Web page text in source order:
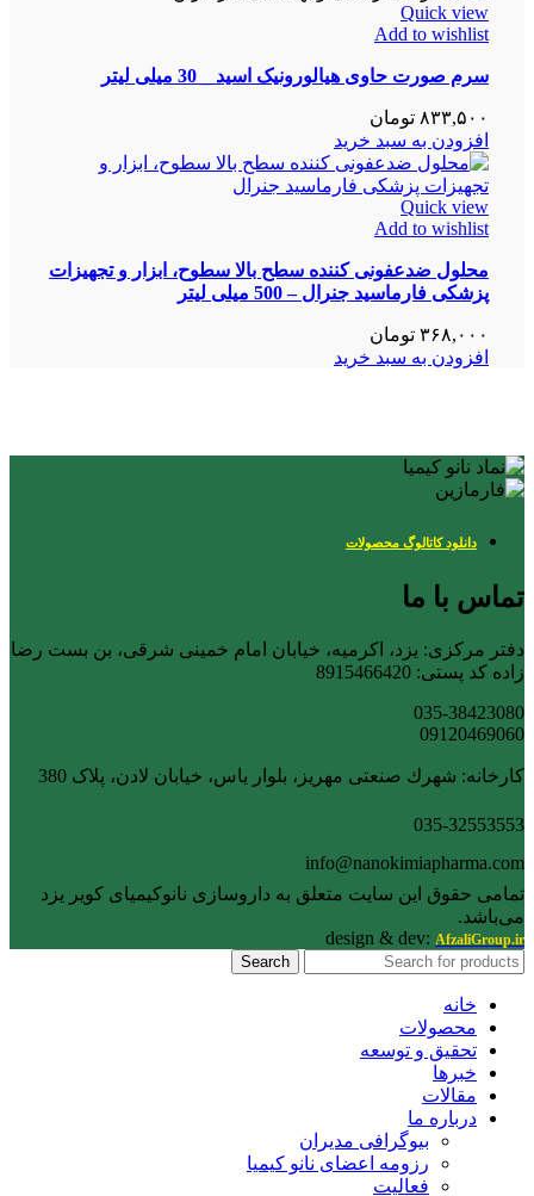
Quick view
Add to wishlist
سرم صورت حاوی هیالورونیک اسید _ 30 میلی لیتر
۸۳۳,۵۰۰ تومان
افزودن به سبد خرید
Quick view
Add to wishlist
محلول ضدعفونی کننده سطح بالا سطوح، ابزار و تجهیزات
پزشکی فارماسید جنرال – 500 میلی لیتر
۳۶۸,۰۰۰ تومان
افزودن به سبد خرید
دانلود کاتالوگ محصولات
تماس با ما
دفتر مرکزی: یزد، اکرمیه، خیابان امام خمینی شرقی، بن بست رضا
زاده کد پستی: 8915466420
035-38423080
09120469060
کارخانه: شهرك صنعتی مهریز، بلوار یاس، خیابان لادن، پلاک 380
035-32553553
info@nanokimiapharma.com
تمامی حقوق این سایت متعلق به داروسازی نانوکیمیای کویر یزد
می‌باشد.
design & dev:AfzaliGroup.ir
Search
خانه
محصولات
تحقیق و توسعه
خبرها
مقالات
درباره ما
بیوگرافی مدیران
رزومه اعضای نانو کیمیا
فعالیت